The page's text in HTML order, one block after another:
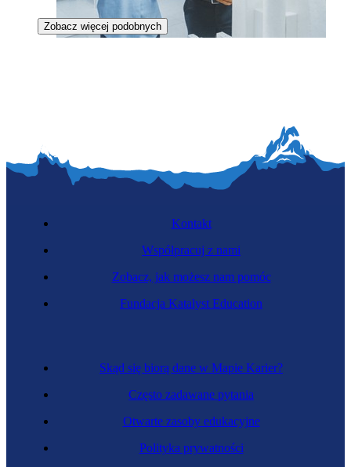
Architektka wnętrz
Zobacz więcej podobnych
Skąd się biorą dane w Mapie Karier?
Często zadawane pytania
Otwarte zasoby edukacyjne
Polityka prywatności
Kontakt
Współpracuj z nami
Zobacz, jak możesz nam pomóc
Fundacja Katalyst Education